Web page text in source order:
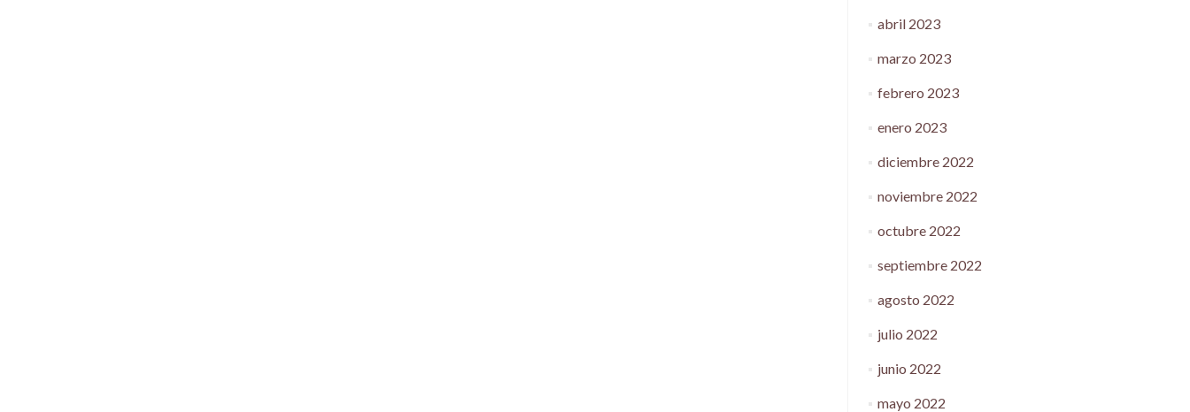
abril 2023
marzo 2023
febrero 2023
enero 2023
diciembre 2022
noviembre 2022
octubre 2022
septiembre 2022
agosto 2022
julio 2022
junio 2022
mayo 2022